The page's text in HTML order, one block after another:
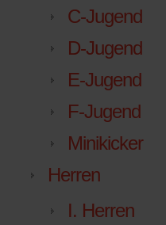
C-Jugend
D-Jugend
E-Jugend
F-Jugend
Minikicker
Herren
I. Herren